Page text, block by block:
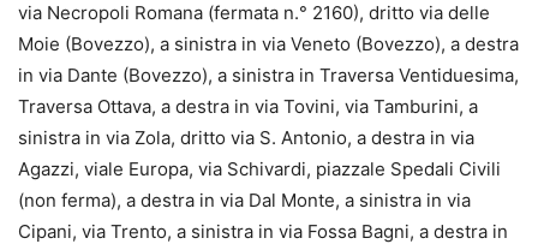
via Necropoli Romana (fermata n.° 2160), dritto via delle
Moie (Bovezzo), a sinistra in via Veneto (Bovezzo), a destra
in via Dante (Bovezzo), a sinistra in Traversa Ventiduesima,
Traversa Ottava, a destra in via Tovini, via Tamburini, a
sinistra in via Zola, dritto via S. Antonio, a destra in via
Agazzi, viale Europa, via Schivardi, piazzale Spedali Civili
(non ferma), a destra in via Dal Monte, a sinistra in via
Cipani, via Trento, a sinistra in via Fossa Bagni, a destra in